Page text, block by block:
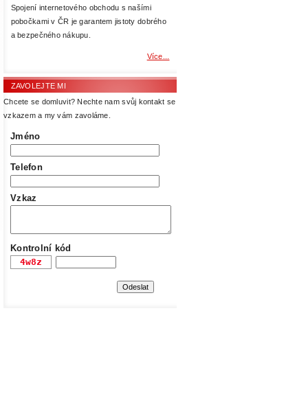
Spojení internetového obchodu s našími
pobočkami v ČR je garantem jistoty dobrého
a bezpečného nákupu.
Více...
ZAVOLEJTE MI
Chcete se domluvit? Nechte nam svůj kontakt se
vzkazem a my vám zavoláme.
Jméno
Telefon
Vzkaz
Kontrolní kód